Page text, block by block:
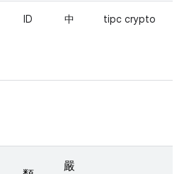
ID 中 tipc crypto
嚴